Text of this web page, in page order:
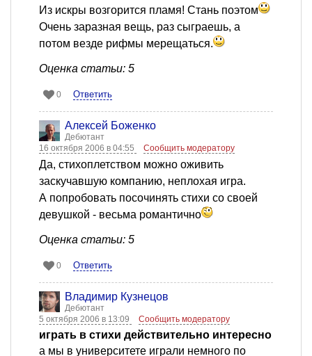
Из искры возгорится пламя! Стань поэтом
Очень заразная вещь, раз сыграешь, а
потом везде рифмы мерещаться.
Оценка статьи: 5
0 Ответить
Алексей Боженко
Дебютант
16 октября 2006 в 04:55
Сообщить модератору
Да, стихоплетством можно оживить
заскучавшую компанию, неплохая игра.
А попробовать посочинять стихи со своей
девушкой - весьма романтично
Оценка статьи: 5
0 Ответить
Владимир Кузнецов
Дебютант
5 октября 2006 в 13:09
Сообщить модератору
играть в стихи действительно интересно
а мы в университете играли немного по